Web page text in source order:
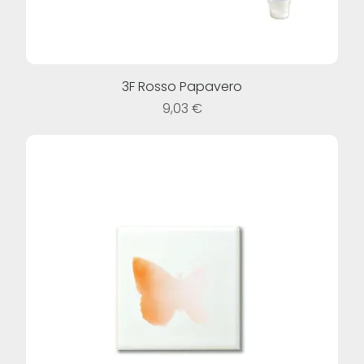
3F Rosso Papavero
Prezzo
9,03 €